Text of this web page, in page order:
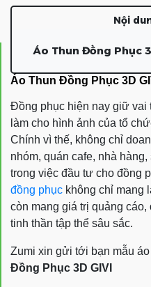
Nội
Áo Thun Đồng Phục
Áo Thun Đồng Phục 3D
Đồng phục hiện nay giữ vai
làm cho hình ảnh của tổ
Chính vì thế, không chỉ
nhóm, quán cafe, nhà
trong việc đầu tư cho đồng
đồng phục không chỉ mang
còn mang giá trị quảng
tinh thần tập thể sâu sắc.
Zumi xin gửi tới bạn mẫu
Đồng Phục 3D GIVI